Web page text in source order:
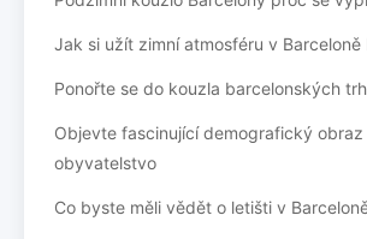
Jak si užít zimní atmosféru v
Ponořte se do kouzla barcelonských
Objevte fascinující demografický obraz
obyvatelstvo
Co byste měli vědět o letišti v